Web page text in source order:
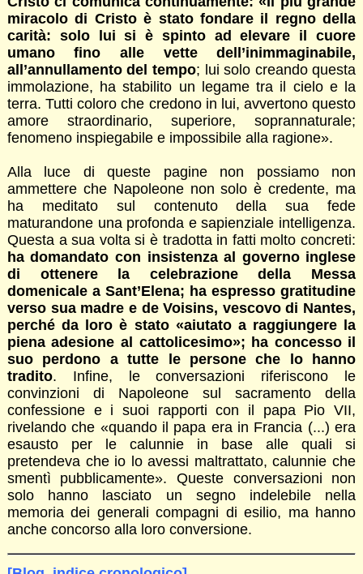
miracolo di Cristo è stato fondare il regno della
carità: solo lui si è spinto ad elevare il cuore
umano fino alle vette dell’inimmaginabile,
all’annullamento del tempo; lui solo creando questa
immolazione, ha stabilito un legame tra il cielo e la
terra. Tutti coloro che credono in lui, avvertono questo
amore straordinario, superiore, soprannaturale;
fenomeno inspiegabile e impossibile alla ragione».
Alla luce di queste pagine non possiamo non
ammettere che Napoleone non solo è credente, ma
ha meditato sul contenuto della sua fede
maturandone una profonda e sapienziale intelligenza.
Questa a sua volta si è tradotta in fatti molto concreti:
ha domandato con insistenza al governo inglese
di ottenere la celebrazione della Messa
domenicale a Sant’Elena; ha espresso gratitudine
verso sua madre e de Voisins, vescovo di Nantes,
perché da loro è stato «aiutato a raggiungere la
piena adesione al cattolicesimo»; ha concesso il
suo perdono a tutte le persone che lo hanno
tradito. Infine, le conversazioni riferiscono le
convinzioni di Napoleone sul sacramento della
confessione e i suoi rapporti con il papa Pio VII,
rivelando che «quando il papa era in Francia (...) era
esausto per le calunnie in base alle quali si
pretendeva che io lo avessi maltrattato, calunnie che
smentì pubblicamente». Queste conversazioni non
solo hanno lasciato un segno indelebile nella
memoria dei generali compagni di esilio, ma hanno
anche concorso alla loro conversione.